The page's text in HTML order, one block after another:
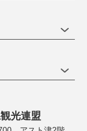
光連盟